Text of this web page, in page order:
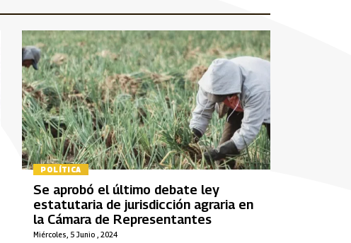
POLÍTICA
Miércoles, 5 Junio , 2024
Se aprobó el último debate ley
estatutaria de jurisdicción agraria en
la Cámara de Representantes